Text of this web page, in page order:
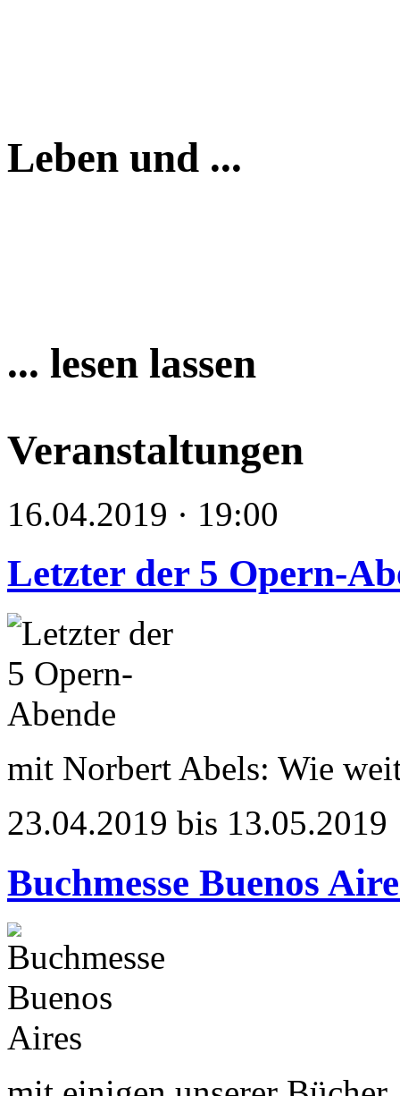
Leben und ...
... lesen lassen
Veranstaltungen
16.04.2019 · 19:00
Letzter der 5 Opern-
mit Norbert Abels: Wie
23.04.2019 bis 13.05.2019
Buchmesse Buenos